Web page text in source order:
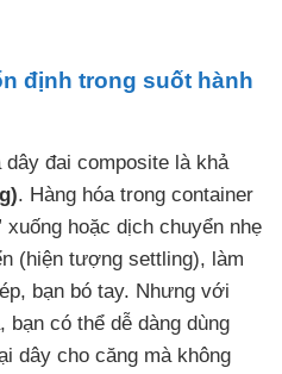
định trong suốt hành
đai composite là khả
. Hàng hóa trong container
hoặc dịch chuyển nhẹ
(hiện tượng settling), làm
bạn bó tay. Nhưng với
bạn có thể dễ dàng dùng
dây cho căng mà không